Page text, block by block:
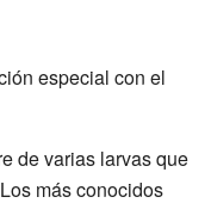
especial con el
de varias larvas que
más conocidos